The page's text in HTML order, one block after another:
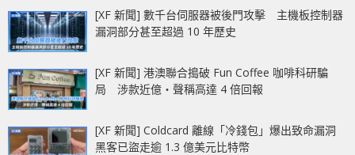
[XF 新聞] 數千台伺服器被後門攻擊 主機板控制器
漏洞部分甚至超過 10 年歷史
[XF 新聞] 港澳聯合搗破 Fun Coffee 咖啡科研騙
局 涉款近億‧聲稱高達 4 倍回報
[XF 新聞] Coldcard 離線「冷錢包」爆出致命漏洞
黑客已盜走逾 1.3 億美元比特幣